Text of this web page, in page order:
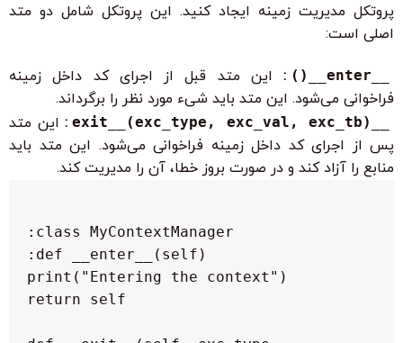
پروتکل مدیریت زمینه ایجاد کنید. این پروتکل شامل دو متد
اصلی است:
: این متد قبل از اجرای کد داخل زمینه
فراخوانی می‌شود. این متد باید شیء مورد نظر را برگرداند.
: این متد
پس از اجرای کد داخل زمینه فراخوانی می‌شود. این متد باید
منابع را آزاد کند و در صورت بروز خطا، آن را مدیریت کند.